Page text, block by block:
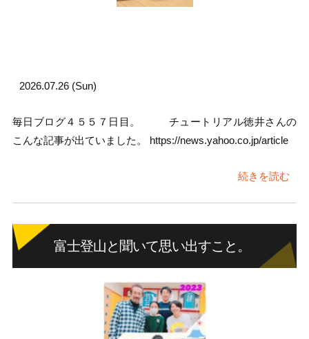
2026.07.26 (Sun)
毎日ブログ４５５７日目。 チュートリアル徳井さんの
こんな記事が出ていました。 https://news.yahoo.co.jp/article
続きを読む
富士登山と聞いて思い出すこと。